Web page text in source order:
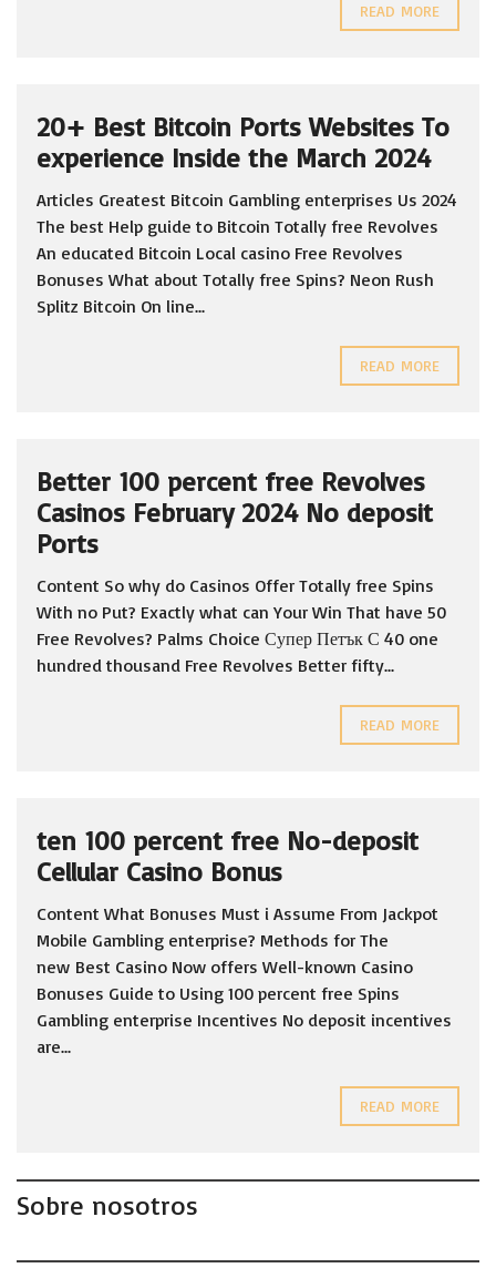
READ MORE
20+ Best Bitcoin Ports Websites To
experience Inside the March 2024
Articles Greatest Bitcoin Gambling enterprises Us 2024
The best Help guide to Bitcoin Totally free Revolves
An educated Bitcoin Local casino Free Revolves
Bonuses What about Totally free Spins? Neon Rush
Splitz Bitcoin On line...
READ MORE
Better 100 percent free Revolves
Casinos February 2024 No deposit
Ports
Content So why do Casinos Offer Totally free Spins
With no Put? Exactly what can Your Win That have 50
Free Revolves? Palms Choice Супер Петък С 40 one
hundred thousand Free Revolves Better fifty...
READ MORE
ten 100 percent free No-deposit
Cellular Casino Bonus
Content What Bonuses Must i Assume From Jackpot
Mobile Gambling enterprise? Methods for The
new Best Casino Now offers Well-known Casino
Bonuses Guide to Using 100 percent free Spins
Gambling enterprise Incentives No deposit incentives
are...
READ MORE
Sobre nosotros